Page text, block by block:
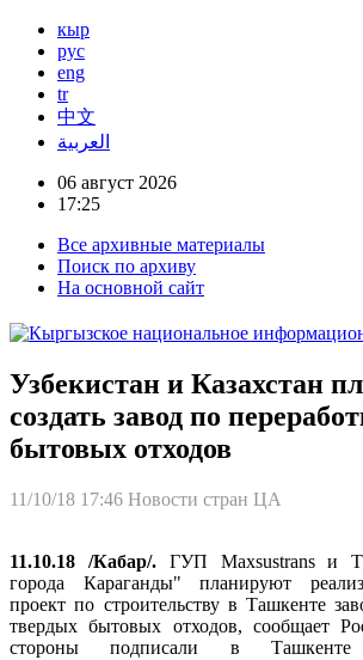
кыр
рус
eng
tr
中文
العربية
06 август 2026
17:25
Все архивные материалы
Поиск по архиву
На основной сайт
Узбекистан и Казахстан
создать завод по
бытовых отходов
11/10/18 17:46 Новости стран ЦА
11.10.18 /Кабар/.ГУП Махsustrans и
города Караганды" планируют
проект по строительству в Ташкенте
твердых бытовых отходов, сообщает
стороны подписали в